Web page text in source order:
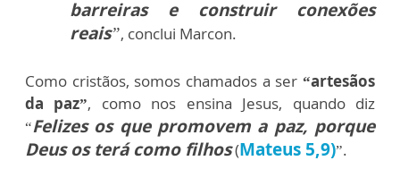
barreiras e construir conexões
reais”, conclui Marcon.
Como cristãos, somos chamados a ser “artesãos
da paz”, como nos ensina Jesus, quando diz
“Felizes os que promovem a paz, porque
Deus os terá como filhos(Mateus 5,9)”.